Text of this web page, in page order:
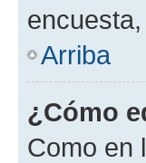
Arriba
¿Cómo
Como en